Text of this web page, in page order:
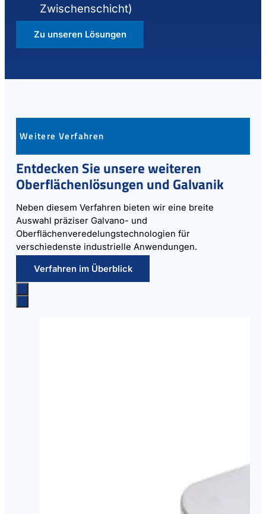
Zwischenschicht)
Zu unseren Lösungen
Weitere Verfahren
Entdecken Sie unsere weiteren
Oberflächenlösungen und Galvanik
Neben diesem Verfahren bieten wir eine breite
Auswahl präziser Galvano- und
Oberflächenveredelungstechnologien für
verschiedenste industrielle Anwendungen.
Verfahren im Überblick